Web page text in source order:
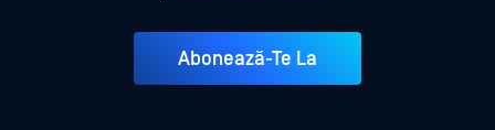
Abonează-Te La